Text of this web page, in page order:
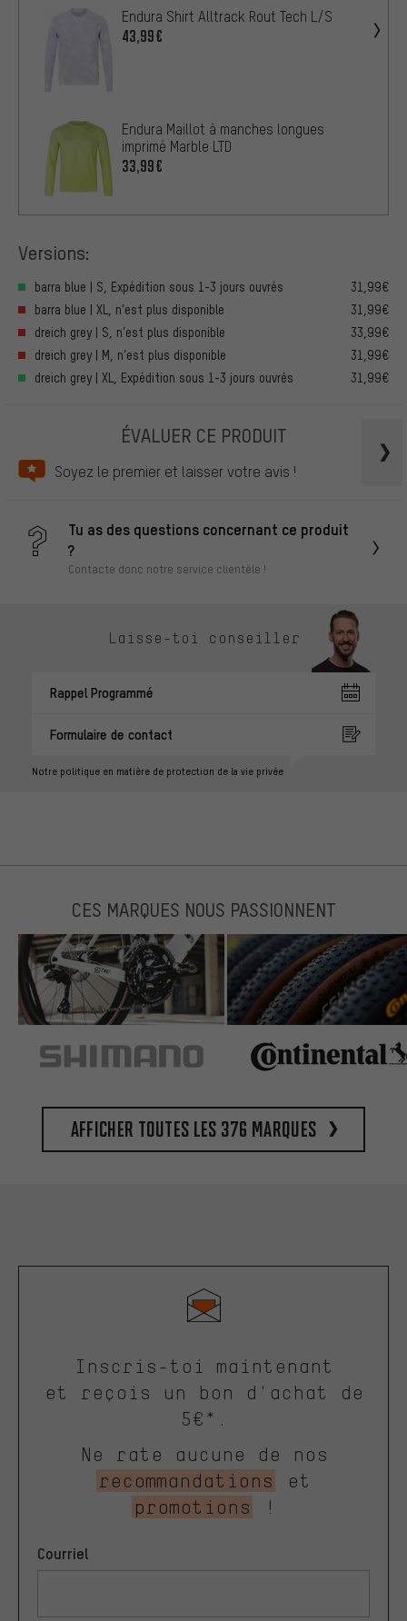
Endura Shirt Alltrack Rout Tech L/S
43,99€
Endura Maillot à manches longues
imprimé Marble LTD
33,99€
Versions:
barra blue | S, Expédition sous 1-3 jours ouvrés
31,99€
barra blue | XL, n’est plus disponible
31,99€
dreich grey | S, n’est plus disponible
33,99€
dreich grey | M, n’est plus disponible
31,99€
dreich grey | XL, Expédition sous 1-3 jours ouvrés
31,99€
ÉVALUER CE PRODUIT
Soyez le premier et laisser votre avis !
Tu as des questions concernant ce produit
?
Contacte donc notre service clientèle !
Laisse-toi conseiller
Rappel Programmé
Formulaire de contact
Notre politique en matière de protection de la vie privée
CES MARQUES NOUS PASSIONNENT
Afficher toutes les 376 marques
Inscris-toi maintenant
et reçois un bon d'achat de
5€*.
Ne rate aucune de nos
recommandations
et
promotions
!
Courriel